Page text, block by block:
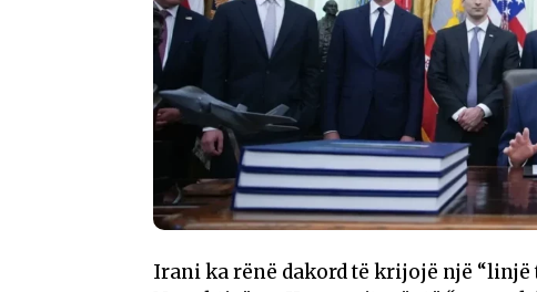
Irani ka rënë dakord të krijojë një